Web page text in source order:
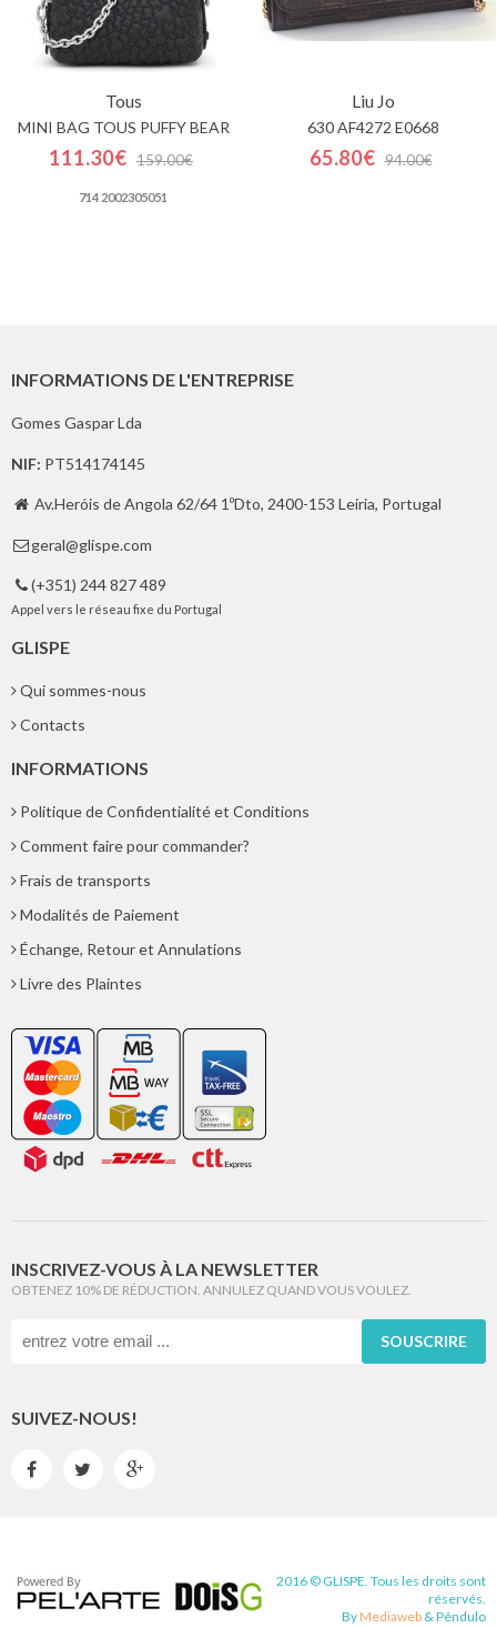
Tous
MINI BAG TOUS PUFFY BEAR
111.30€ 159.00€
714 2002305051
Liu Jo
630 AF4272 E0668
65.80€ 94.00€
INFORMATIONS DE L'ENTREPRISE
Gomes Gaspar Lda
NIF: PT514174145
 Av.Heróis de Angola 62/64 1ºDto, 2400-153 Leiria, Portugal
 geral@glispe.com
 (+351) 244 827 489
Appel vers le réseau fixe du Portugal
GLISPE
Qui sommes-nous
Contacts
INFORMATIONS
Politique de Confidentialité et Conditions
Comment faire pour commander?
Frais de transports
Modalités de Paiement
Échange, Retour et Annulations
Livre des Plaintes
INSCRIVEZ-VOUS À LA NEWSLETTER
OBTENEZ 10% DE RÉDUCTION. ANNULEZ QUAND VOUS VOULEZ.
SOUSCRIRE
SUIVEZ-NOUS!
  
2016 © GLISPE. Tous les droits sont
réservés.
By Mediaweb & Pêndulo